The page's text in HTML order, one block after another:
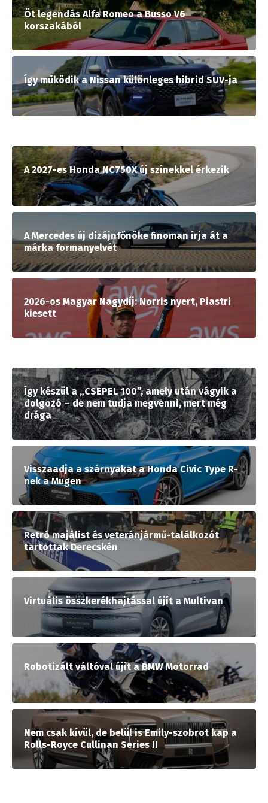
Öt legendás Alfa Romeo a Busso V6
korszakából
Így működik a Nissan különleges hibrid SUV-ja
A 2027-es Honda NC750X új színekkel érkezik
A Mercedes új dizájnfőnöke finoman írja át a
márka formanyelvét
2026-os Magyar Nagydíj: Norris nyert, Piastri
kiesett
Így készül a „CSEPEL 100”, amely után vágyik a
dolgozó – de nem tudja megvenni, mert még
drága
Visszaadja a szárnyakat a Honda Civic Type R-
nek a Mugen
Retró majálist és veteránjármű-találkozót
tartottak Derecskén
Virtuális összkerékhajtással újít a Multivan
Robotizált váltóval újít a BMW Motorrad
Nem csak kívül, de belül is Emily-szobrot kap a
Rolls-Royce Cullinan Series II